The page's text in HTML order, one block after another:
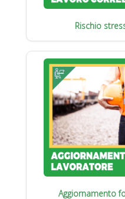
Rischio
Aggiornamento